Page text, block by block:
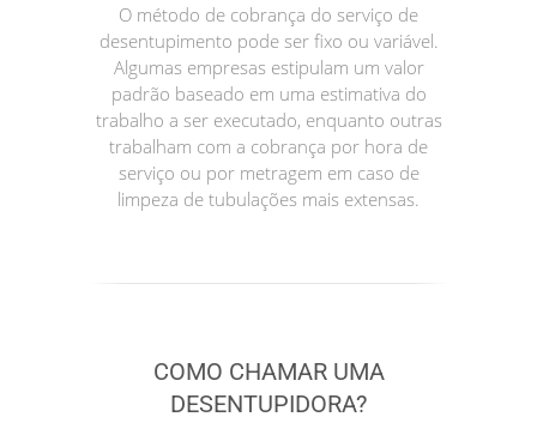
O método de cobrança do serviço de
desentupimento pode ser fixo ou variável.
Algumas empresas estipulam um valor
padrão baseado em uma estimativa do
trabalho a ser executado, enquanto outras
trabalham com a cobrança por hora de
serviço ou por metragem em caso de
limpeza de tubulações mais extensas.
COMO CHAMAR UMA
DESENTUPIDORA?